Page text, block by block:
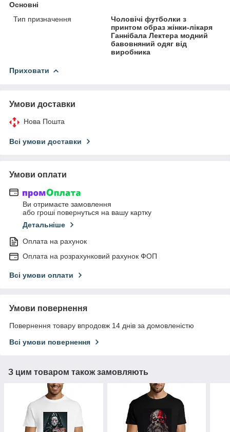
Основні
Тип призначення
Чоловічі футболки з
принтом образ жінки-лікаря
Ганнібала Лектера модний
бавовняний одяг від
виробника
Приховати
Умови доставки
Нова Пошта
Всі умови доставки
Умови оплати
Ви отримаєте замовлення
або гроші повернуться на вашу картку
Детальніше
Оплата на рахунок
Оплата на розрахунковий рахунок ФОП
Всі умови оплати
Умови повернення
Повернення товару впродовж 14 днів за домовленістю
Всі умови повернення
З цим товаром також замовляють